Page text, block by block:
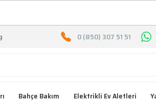
0 (850) 307 51 51
Bahçe Bakım Elektrikli Ev Aletleri